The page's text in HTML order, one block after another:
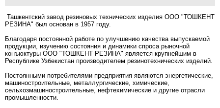
Ташкентский завод резиновых технических изделия OOO "ТОШКЕНТ
РЕЗИНА" был основан в 1957 году.
Благодаря постоянной работе по улучшению качества выпускаемой
продукции, изучению состояния и динамики спроса рыночной
конъюктуры OOO "ТОШКЕНТ РЕЗИНА" является крупнейшим в
Республике Узбекистан производителем резинотехнических изделий.
Постоянными потребителями предприятия являются энергетические,
машиностроительные, металлургические, химические,
сельхозмашиностроительные, нефтехимические и другие отрасли
промышленности.